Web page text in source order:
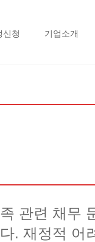
신청 기업소개
관련 채무
. 재정적 어